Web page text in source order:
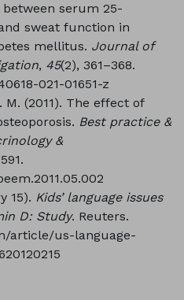
serum 25-
sweat function in
mellitus. Journal of
, 45(2), 361–368.
021-01651-z
M. (2011). The effect of
Best practice &
&
15). Kids’ language issues
D: Study. Reuters.
article/us-language-